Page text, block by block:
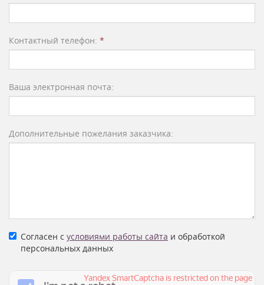
Контактный телефон: *
Ваша электронная почта:
Дополнительные пожелания заказчика:
Согласен с условиями работы сайта и обработкой
персональных данных